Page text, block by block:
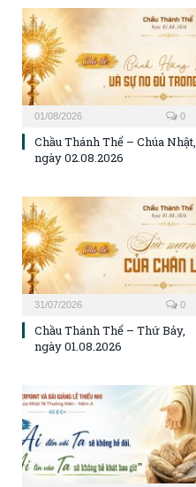
01/08/2026 0
Chầu Thánh Thể – Chúa Nhật,
ngày 02.08.2026
31/07/2026 0
Chầu Thánh Thể – Thứ Bảy,
ngày 01.08.2026